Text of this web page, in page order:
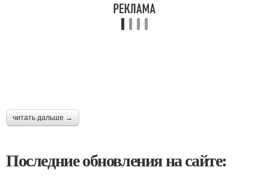
читать дальше →
Последние обновления на сайте: